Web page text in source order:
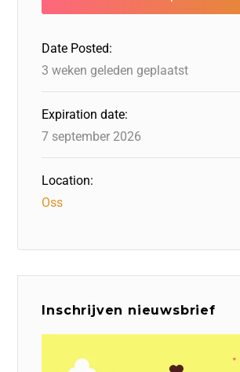
o
o
k
n o s
p
Date Posted:
3 weken geleden geplaatst
Expiration date:
7 september 2026
Location:
Oss
Inschrijven nieuwsbrief